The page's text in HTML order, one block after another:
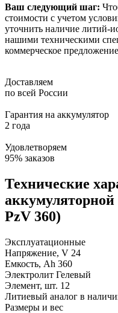
Ваш следующий шаг:
стоимости с учетом
уточнить наличие литий-
нашими техническими
коммерческое
Доставляем
по всей России
Гарантия на аккумулятор
2 года
Удовлетворяем
95% заказов
Технические
аккумуляторной
PzV 360)
Эксплуатационные
Напряжение, V 24
Емкость, Ah 360
Электролит Гелевый
Элемент, шт. 12
Литиевый аналог в
Размеры и вес